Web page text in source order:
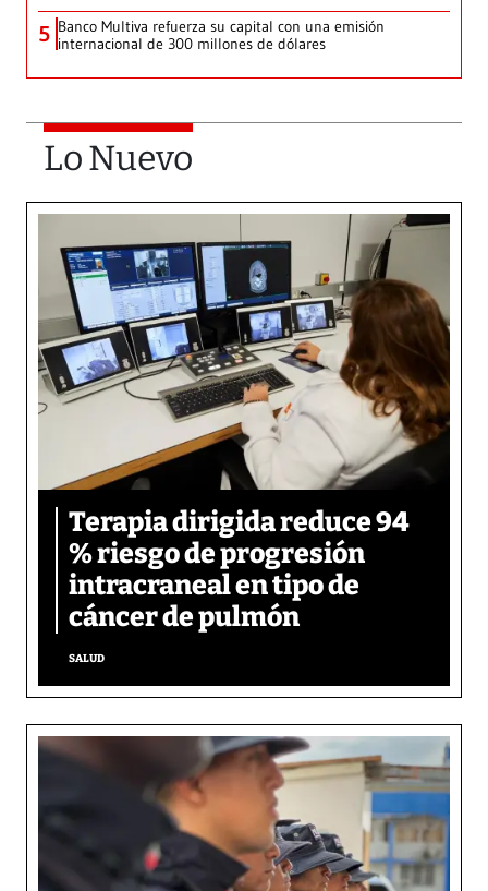
5 Banco Multiva refuerza su capital con una emisión
internacional de 300 millones de dólares
Lo Nuevo
Terapia dirigida reduce 94
% riesgo de progresión
intracraneal en tipo de
cáncer de pulmón
SALUD